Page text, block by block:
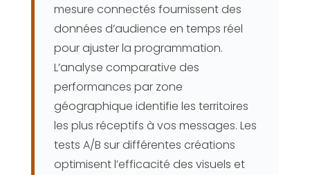
mesure connectés fournissent des
données d’audience en temps réel
pour ajuster la programmation.
L’analyse comparative des
performances par zone
géographique identifie les territoires
les plus réceptifs à vos messages. Les
tests A/B sur différentes créations
optimisent l’efficacité des visuels et